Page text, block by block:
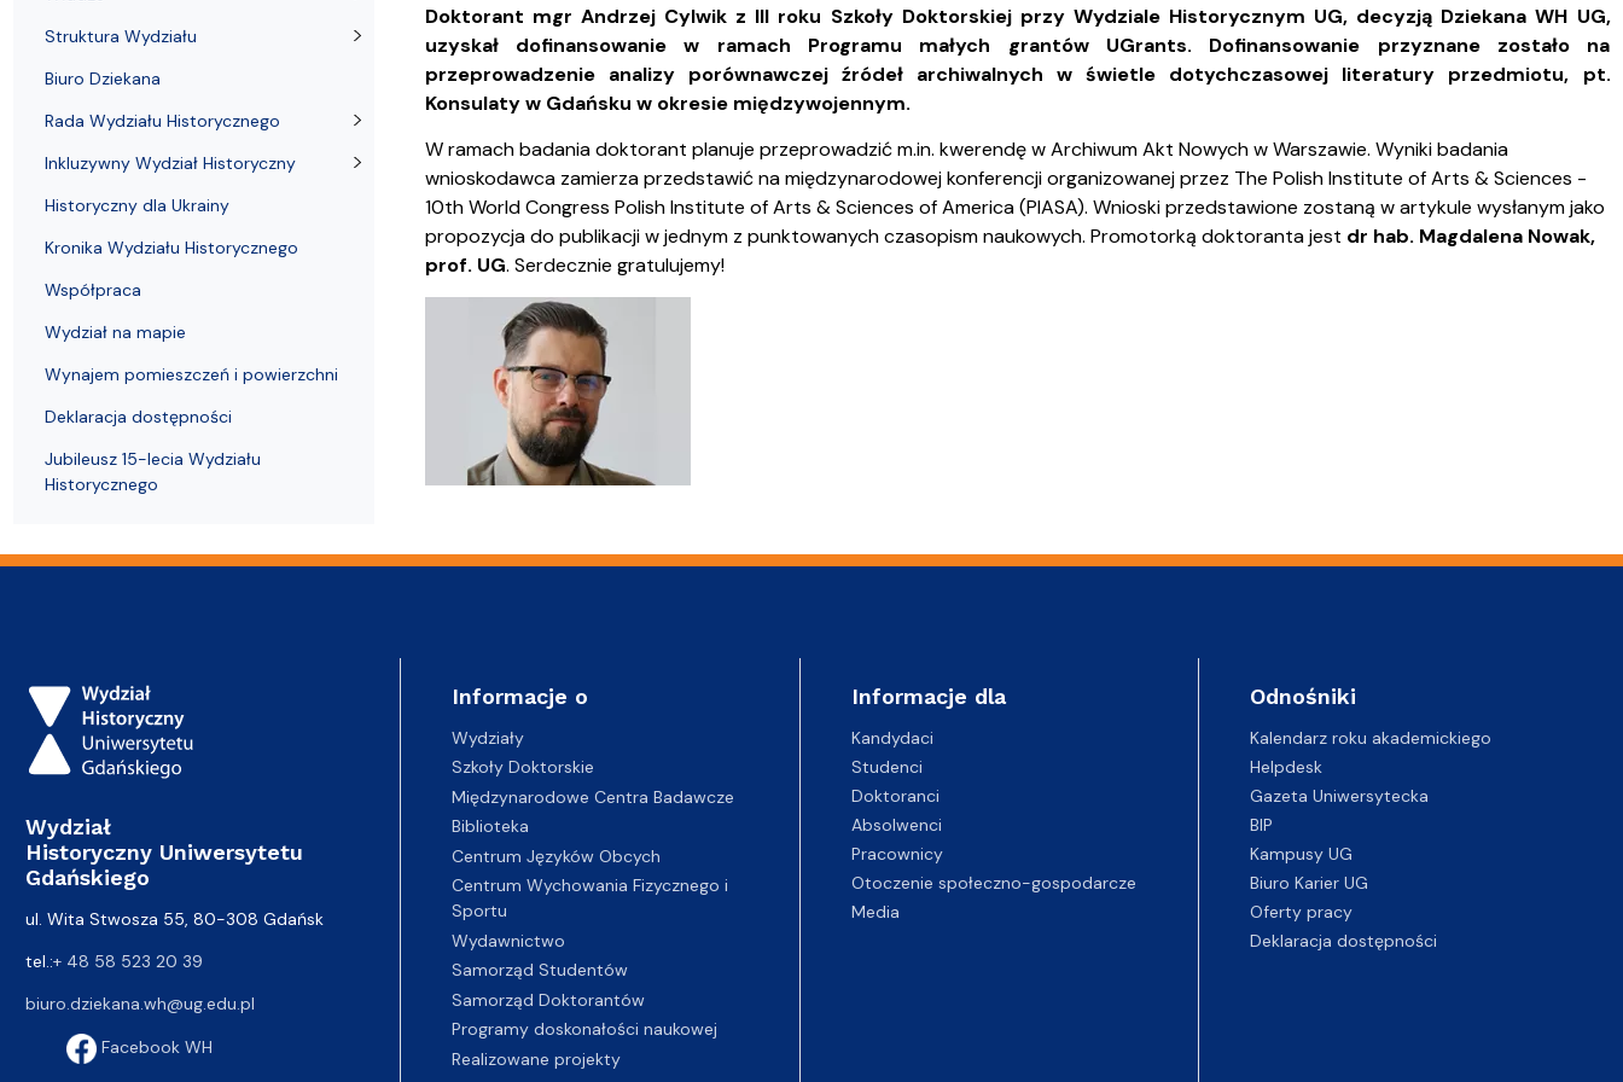
Doktorant mgr Andrzej Cylwik z III roku Szkoły Doktorskiej przy Wydziale Historycznym UG, decyzją Dziekana WH UG,
uzyskał dofinansowanie w ramach Programu małych grantów UGrants. Dofinansowanie przyznane zostało na
przeprowadzenie analizy porównawczej źródeł archiwalnych w świetle dotychczasowej literatury przedmiotu, pt.
Konsulaty w Gdańsku w okresie międzywojennym.
W ramach badania doktorant planuje przeprowadzić m.in. kwerendę w Archiwum Akt Nowych w Warszawie. Wyniki badania
wnioskodawca zamierza przedstawić na międzynarodowej konferencji organizowanej przez The Polish Institute of Arts & Sciences -
10th World Congress Polish Institute of Arts & Sciences of America (PIASA). Wnioski przedstawione zostaną w artykule wysłanym jako
propozycja do publikacji w jednym z punktowanych czasopism naukowych. Promotorką doktoranta jest dr hab. Magdalena Nowak,
prof. UG. Serdecznie gratulujemy!
Struktura Wydziału
Biuro Dziekana
Rada Wydziału Historycznego
Inkluzywny Wydział Historyczny
Historyczny dla Ukrainy
Kronika Wydziału Historycznego
Współpraca
Wydział na mapie
Wynajem pomieszczeń i powierzchni
Deklaracja dostępności
Jubileusz 15-lecia Wydziału
Historycznego
Wydział
Historyczny Uniwersytetu
Gdańskiego
ul. Wita Stwosza 55, 80-308 Gdańsk
tel.:+ 48 58 523 20 39
biuro.dziekana.wh@ug.edu.pl
Facebook WH
Informacje o
Wydziały
Szkoły Doktorskie
Międzynarodowe Centra Badawcze
Biblioteka
Centrum Języków Obcych
Centrum Wychowania Fizycznego i
Sportu
Wydawnictwo
Samorząd Studentów
Samorząd Doktorantów
Programy doskonałości naukowej
Realizowane projekty
Informacje dla
Kandydaci
Studenci
Doktoranci
Absolwenci
Pracownicy
Otoczenie społeczno-gospodarcze
Media
Odnośniki
Kalendarz roku akademickiego
Helpdesk
Gazeta Uniwersytecka
BIP
Kampusy UG
Biuro Karier UG
Oferty pracy
Deklaracja dostępności